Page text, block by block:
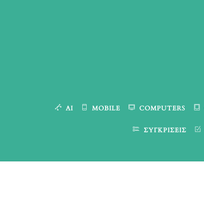
AI MOBILE COMPUTERS
ΣΥΓΚΡΊΣΕΙΣ